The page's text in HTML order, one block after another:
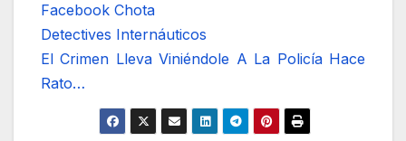
Facebook Chota
Detectives Internáuticos
El Crimen Lleva Viniéndole A La Policía Hace
Rato…